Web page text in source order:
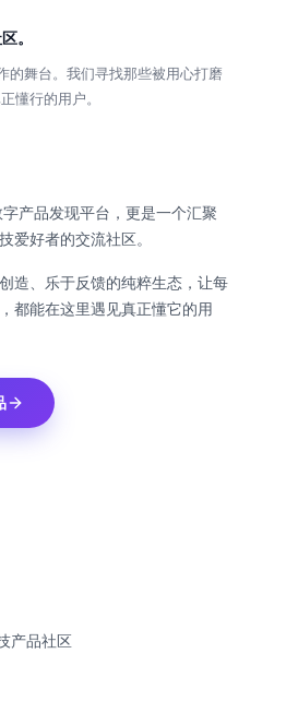
。
的舞台。我们寻找那些被用心打磨
懂行的用户。
产品发现平台，更是一个汇聚
爱好者的交流社区。
造、乐于反馈的纯粹生态，让每
都能在这里遇见真正懂它的用
产品社区